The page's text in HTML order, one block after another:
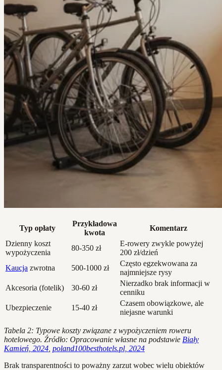
Typ opłaty
Przykładowa
kwota
Komentarz
Dzienny koszt
wypożyczenia
80-350 zł
E-rowery zwykle powyżej
200 zł/dzień
Kaucja zwrotna 500-1000 zł
Często egzekwowana za
najmniejsze rysy
Akcesoria (fotelik)
30-60 zł
Nierzadko brak informacji w
cenniku
Ubezpieczenie
15-40 zł
Czasem obowiązkowe, ale
niejasne warunki
Tabela 2: Typowe koszty związane z wypożyczeniem roweru
hotelowego. Źródło: Opracowanie własne na podstawie Biały
Kamień, 2024 poland100besthotels.pl, 2024
Brak transparentności to poważny zarzut wobec wielu obiektów